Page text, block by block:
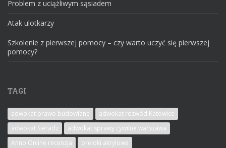
Problem z uciążliwym sąsiadem
Atak ulotkarzy
Szkolenie z pierwszej pomocy – czy warto uczyć się pierwszej
pomocy?
TAGI
adwokat prawo budowlane
adwokat rozwód Katowice
adwokat Sieradz
adwokat sprawy cywilne warszawa
Anno Online recenzja
breloki akrylowe